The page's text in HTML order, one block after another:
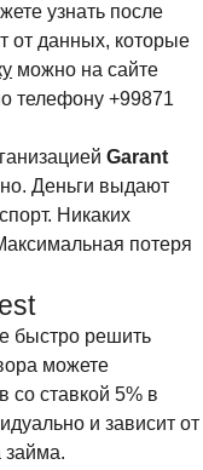
узнать после
от данных, которые
можно на сайте
телефону +99871
Garant
Деньги выдают
Никаких
потеря
быстро решить
можете
со ставкой 5% в
и зависит от
займа.